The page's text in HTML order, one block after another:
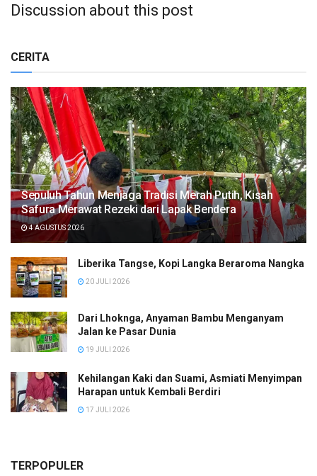
Discussion about this post
CERITA
Sepuluh Tahun Menjaga Tradisi Merah Putih, Kisah
Safura Merawat Rezeki dari Lapak Bendera
4 AGUSTUS 2026
Liberika Tangse, Kopi Langka Beraroma Nangka
20 JULI 2026
Dari Lhoknga, Anyaman Bambu Menganyam
Jalan ke Pasar Dunia
19 JULI 2026
Kehilangan Kaki dan Suami, Asmiati Menyimpan
Harapan untuk Kembali Berdiri
17 JULI 2026
TERPOPULER